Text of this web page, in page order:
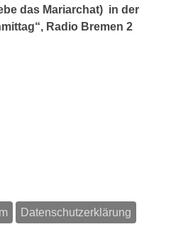
das Mariarchat) in der
Radio Bremen 2
Datenschutzerklärung